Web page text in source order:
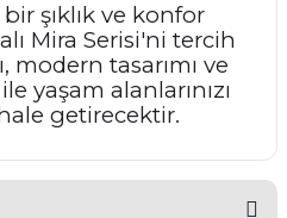
şıklık ve konfor
Mira Serisi'ni tercih
modern tasarımı ve
yaşam alanlarınızı
getirecektir.